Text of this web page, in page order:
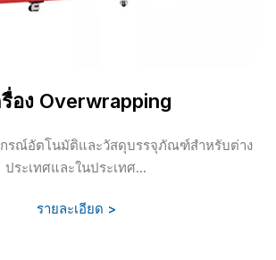
รื่อง Overwrapping
รณ์อัตโนมัติและวัสดุบรรจุภัณฑ์สำหรับต่าง
ประเทศและในประเทศ...
รายละเอียด >